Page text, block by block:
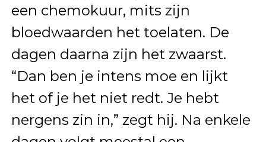
een chemokuur, mits zijn
bloedwaarden het toelaten. De
dagen daarna zijn het zwaarst.
“Dan ben je intens moe en lijkt
het of je het niet redt. Je hebt
nergens zin in,” zegt hij. Na enkele